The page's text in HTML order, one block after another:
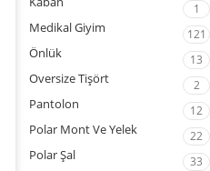
1
Medikal Giyim 121
Önlük 13
Oversize Tişört 2
Pantolon 12
Polar Mont Ve Yelek 22
Polar Şal 33